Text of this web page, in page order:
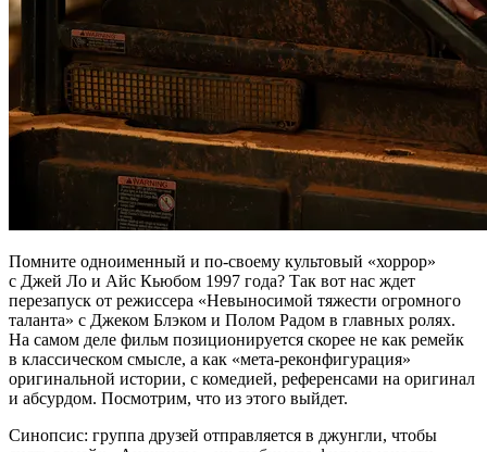
Помните одноименный и по-своему культовый «хоррор»
с Джей Ло и Айс Кьюбом 1997 года? Так вот нас ждет
перезапуск от режиссера «Невыносимой тяжести огромного
таланта» с Джеком Блэком и Полом Радом в главных ролях.
На самом деле фильм позиционируется скорее не как ремейк
в классическом смысле, а как «мета-реконфигурация»
оригинальной истории, с комедией, референсами на оригинал
и абсурдом. Посмотрим, что из этого выйдет.
Синопсис: группа друзей отправляется в джунгли, чтобы